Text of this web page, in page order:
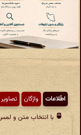
اطّلاعات واژگان تصاویر
با انتخاب متن و